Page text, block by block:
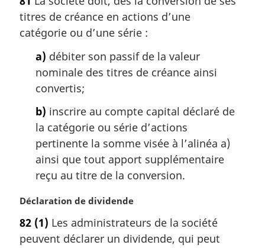
l
e
:
t
e
m
titres de créance en actions d’une
catégorie ou d’une série :
a) débiter son passif de la valeur
nominale des titres de créance ainsi
convertis;
b) inscrire au compte capital déclaré de
la catégorie ou série d’actions
pertinente la somme visée à l’alinéa a)
ainsi que tout apport supplémentaire
reçu au titre de la conversion.
N
t
e
Déclaration de dividende
82 (1) Les administrateurs de la société
peuvent déclarer un dividende, qui peut